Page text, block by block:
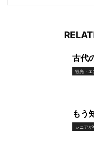
古代
観光・エ
もう
シニアが